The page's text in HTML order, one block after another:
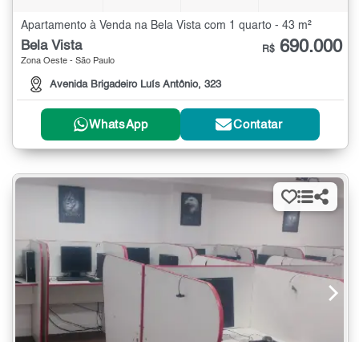
Apartamento à Venda na Bela Vista com 1 quarto - 43 m²
Bela Vista
Zona Oeste - São Paulo
Avenida Brigadeiro Luís Antônio, 323
R$ 690.000
WhatsApp Contatar